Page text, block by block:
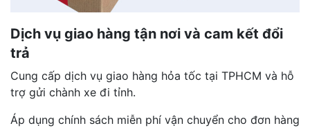
Dịch vụ giao hàng tận nơi và cam kết đổi
trả
Cung cấp dịch vụ giao hàng hỏa tốc tại TPHCM và hỗ
trợ gửi chành xe đi tỉnh.
Áp dụng chính sách miễn phí vận chuyển cho đơn hàng